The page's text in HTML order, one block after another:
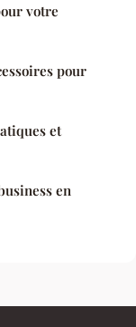
votre
pour
et
en